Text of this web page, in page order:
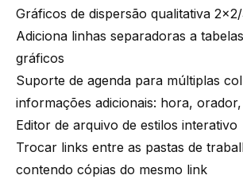
Gráficos de dispersão qualitativa
Adiciona linhas separadoras a
gráficos
Suporte de agenda para múltiplas
informações adicionais: hora,
Editor de arquivo de estilos interativo
Trocar links entre as pastas de
contendo cópias do mesmo link